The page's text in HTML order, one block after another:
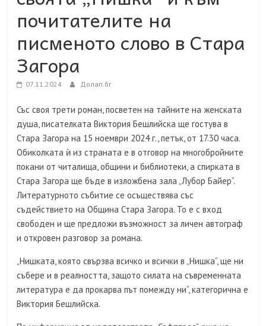
почитателите на
писменото слово в Стара
Загора
07.11.2024 Долап.бг
Със своя трети роман, посветен на тайните на женската
душа, писателката Виктория Бешлийска ще гостува в
Стара Загора на 15 ноември 2024 г., петък, от 17.30 часа.
Обиколката ѝ из страната е в отговор на многобройните
покани от читалища, общини и библиотеки, а спирката в
Стара Загора ще бъде в изложбена зала „Лубор Байер“.
Литературното събитие се осъществява със
съдействието на Община Стара Загора. То е с вход
свободен и ще предложи възможност за личен автограф
и откровен разговор за романа.
„Нишката, която свързва всичко и всички в „Нишка“, ще ни
събере и в реалността, защото силата на съвременната
литература е да прокарва път помежду ни“, категорична е
Виктория Бешлийска.